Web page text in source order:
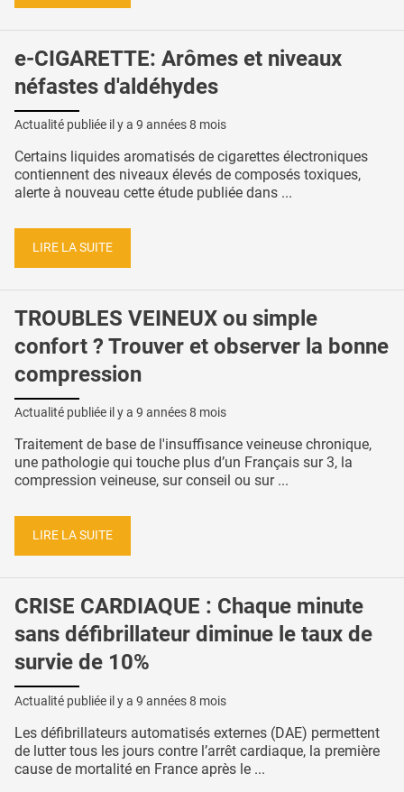
e-CIGARETTE: Arômes et niveaux
néfastes d'aldéhydes
Actualité publiée il y a 9 années 8 mois
Certains liquides aromatisés de cigarettes électroniques
contiennent des niveaux élevés de composés toxiques,
alerte à nouveau cette étude publiée dans ...
LIRE LA SUITE
TROUBLES VEINEUX ou simple
confort ? Trouver et observer la bonne
compression
Actualité publiée il y a 9 années 8 mois
Traitement de base de l'insuffisance veineuse chronique,
une pathologie qui touche plus d’un Français sur 3, la
compression veineuse, sur conseil ou sur ...
LIRE LA SUITE
CRISE CARDIAQUE : Chaque minute
sans défibrillateur diminue le taux de
survie de 10%
Actualité publiée il y a 9 années 8 mois
Les défibrillateurs automatisés externes (DAE) permettent
de lutter tous les jours contre l’arrêt cardiaque, la première
cause de mortalité en France après le ...